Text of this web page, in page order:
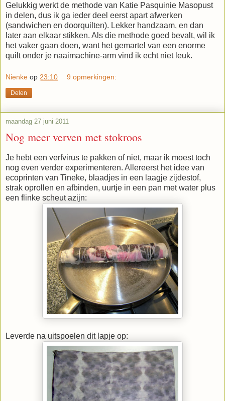
Gelukkig werkt de methode van Katie Pasquinie Masopust
in delen, dus ik ga ieder deel eerst apart afwerken
(sandwichen en doorquilten). Lekker handzaam, en dan
later aan elkaar stikken. Als die methode goed bevalt, wil ik
het vaker gaan doen, want het gemartel van een enorme
quilt onder je naaimachine-arm vind ik echt niet leuk.
Nienke op 23:10 9 opmerkingen:
Delen
maandag 27 juni 2011
Nog meer verven met stokroos
Je hebt een verfvirus te pakken of niet, maar ik moest toch
nog even verder experimenteren. Allereerst het idee van
ecoprinten van Tineke, blaadjes in een laagje zijdestof,
strak oprollen en afbinden, uurtje in een pan met water plus
een flinke scheut azijn:
Leverde na uitspoelen dit lapje op: